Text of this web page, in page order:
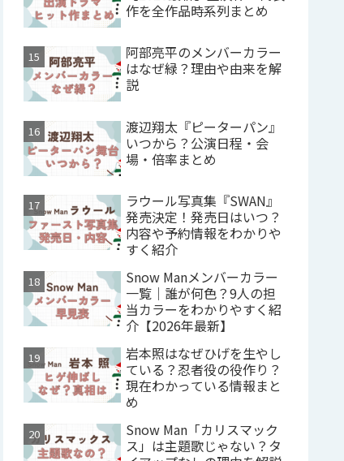
作を全作品時系列まとめ
阿部亮平のメンバーカラー
はなぜ緑？理由や由来を解
説
渡辺翔太『ピーターパン』
いつから？公演日程・会
場・倍率まとめ
ラウール写真集『SWAN』
発売決定！発売日はいつ？
内容や予約情報をわかりや
すく紹介
Snow Manメンバーカラー
一覧｜誰が何色？9人の担
当カラーをわかりやすく紹
介【2026年最新】
岩本照はなぜひげを生やし
ている？忍者役の役作り？
現在わかっている情報まと
め
Snow Man「カリスマック
ス」は主題歌じゃない？タ